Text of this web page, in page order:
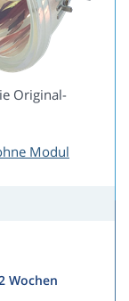
Original-
Modul
Wochen